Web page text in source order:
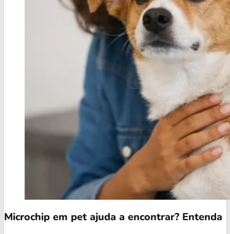
Microchip em pet ajuda a encontrar? Entenda